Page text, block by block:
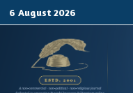
6 August 2026